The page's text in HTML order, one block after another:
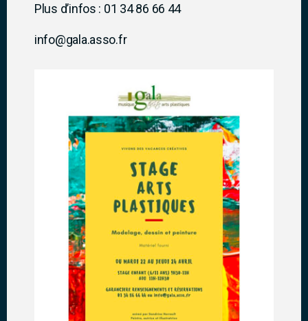
Plus d’infos : 01 34 86 66 44
info@gala.asso.fr